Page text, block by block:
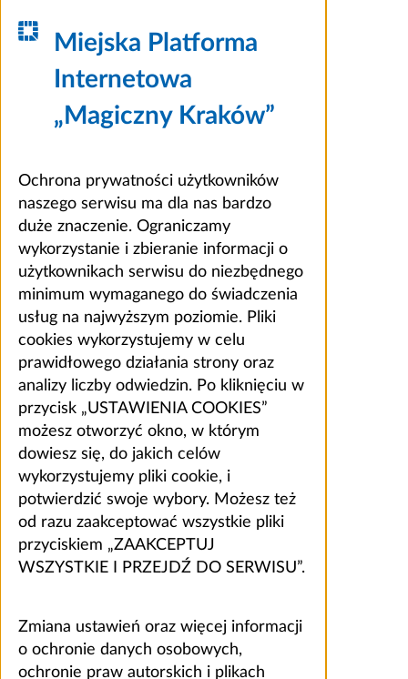
Miejska Platforma
Internetowa
„Magiczny Kraków”
Ochrona prywatności użytkowników
naszego serwisu ma dla nas bardzo
duże znaczenie. Ograniczamy
wykorzystanie i zbieranie informacji o
użytkownikach serwisu do niezbędnego
minimum wymaganego do świadczenia
usług na najwyższym poziomie. Pliki
cookies wykorzystujemy w celu
prawidłowego działania strony oraz
analizy liczby odwiedzin. Po kliknięciu w
przycisk „USTAWIENIA COOKIES”
możesz otworzyć okno, w którym
dowiesz się, do jakich celów
wykorzystujemy pliki cookie, i
potwierdzić swoje wybory. Możesz też
od razu zaakceptować wszystkie pliki
przyciskiem „ZAAKCEPTUJ
WSZYSTKIE I PRZEJDŹ DO SERWISU”.
Zmiana ustawień oraz więcej informacji
o ochronie danych osobowych,
ochronie praw autorskich i plikach